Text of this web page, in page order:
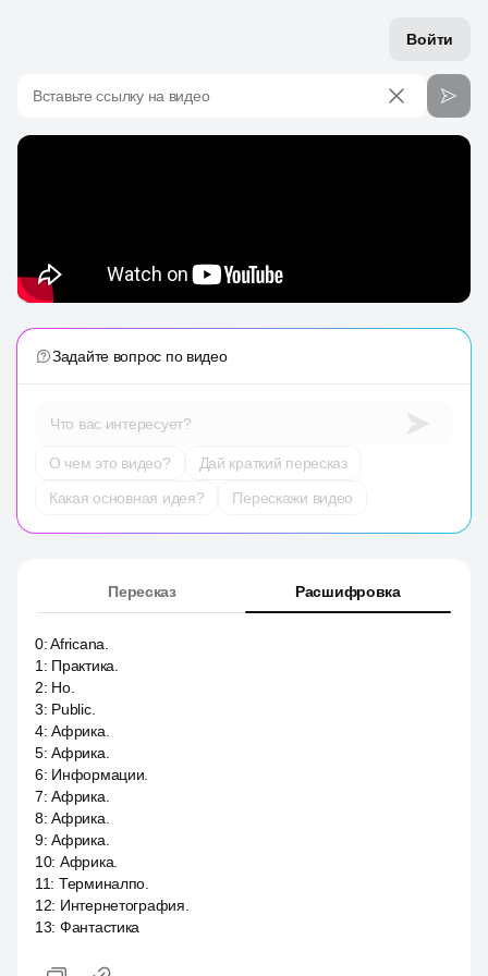
Войти
Вставьте ссылку на видео
Задайте вопрос по видео
Что вас интересует?
О чем это видео?
Дай краткий пересказ
Какая основная идея?
Перескажи видео
Пересказ Расшифровка
0:Africana.
1 : Практика.
2: Но.
3: Public.
4:Африка.
5:Африка.
6: Информации.
7:Африка.
8:Африка.
9:Африка.
10: Африка.
11: Терминалпо.
12: Интернетография.
13: Фантастика